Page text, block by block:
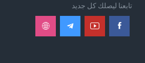
تابعنا ليصلك كل جديد